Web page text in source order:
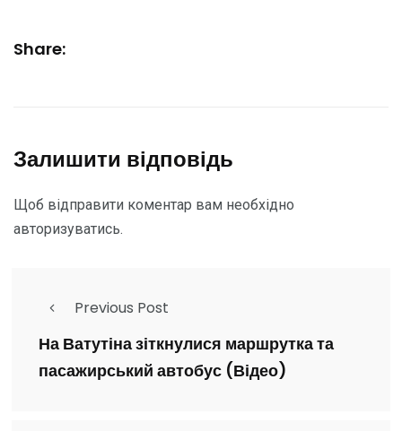
Share:
Залишити відповідь
Щоб відправити коментар вам необхідно
авторизуватись.
Previous Post
На Ватутіна зіткнулися маршрутка та
пасажирський автобус (Відео)